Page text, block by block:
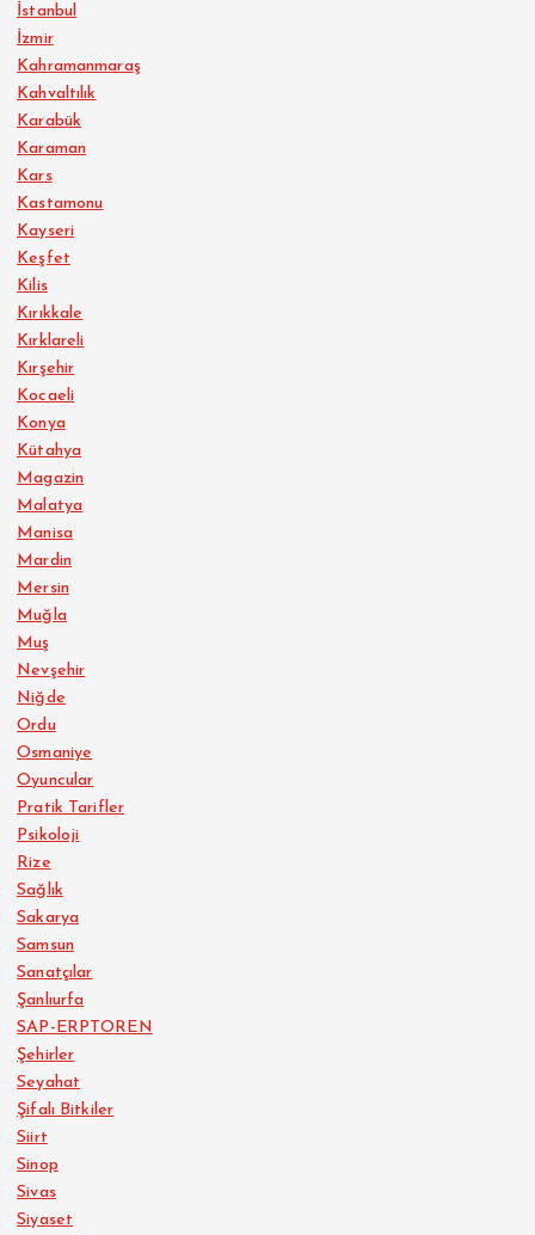
İstanbul
İzmir
Kahramanmaraş
Kahvaltılık
Karabük
Karaman
Kars
Kastamonu
Kayseri
Keşfet
Kilis
Kırıkkale
Kırklareli
Kırşehir
Kocaeli
Konya
Kütahya
Magazin
Malatya
Manisa
Mardin
Mersin
Muğla
Muş
Nevşehir
Niğde
Ordu
Osmaniye
Oyuncular
Pratik Tarifler
Psikoloji
Rize
Sağlık
Sakarya
Samsun
Sanatçılar
Şanlıurfa
SAP-ERPTOREN
Şehirler
Seyahat
Şifalı Bitkiler
Siirt
Sinop
Sivas
Siyaset